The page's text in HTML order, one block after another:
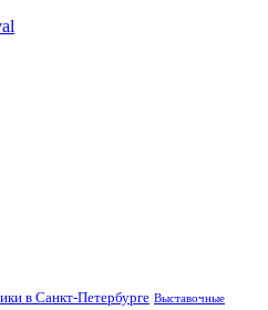
в Санкт-Петербурге Выставочные